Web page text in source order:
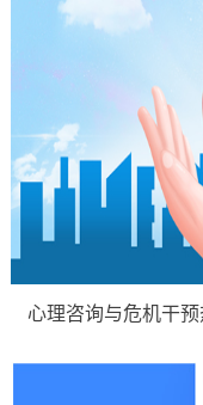
心理咨询与危机干